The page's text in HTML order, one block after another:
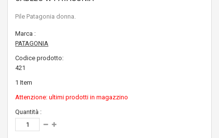
Pile Patagonia donna.
Marca :
PATAGONIA
Codice prodotto:
421
1 Item
Attenzione: ultimi prodotti in magazzino
Quantità :